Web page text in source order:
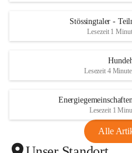
Stössingtaler -
Lesezeit 1
Lesezeit 4
Lesezeit 1
Alle